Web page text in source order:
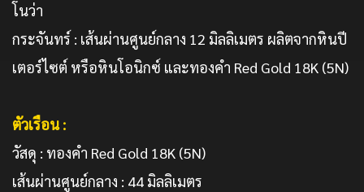
โนว่า
กระจันทร์ : เส้นผ่านศูนย์กลาง 12 มิลลิเมตร ผลิตจากหินปี
เตอร์ไซต์ หรือหินโอนิกซ์ และทองคำ Red Gold 18K (5N)
ตัวเรือน:
วัสดุ : ทองคำ Red Gold 18K (5N)
เส้นผ่านศูนย์กลาง : 44 มิลลิเมตร